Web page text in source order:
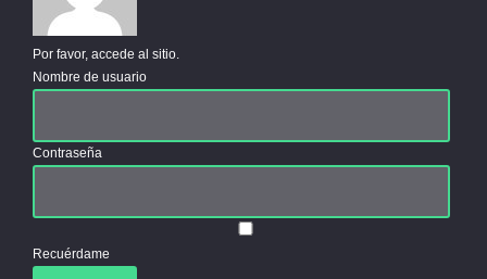
Por favor, accede al sitio.
Nombre de usuario
Contraseña
Recuérdame